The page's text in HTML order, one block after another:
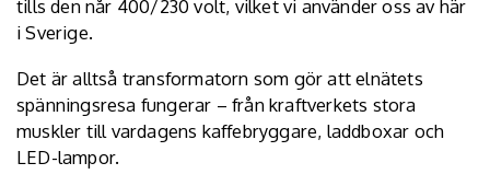
tills den når 400/230 volt, vilket vi använder oss av här
i Sverige.
Det är alltså transformatorn som gör att elnätets
spänningsresa fungerar – från kraftverkets stora
muskler till vardagens kaffebryggare, laddboxar och
LED-lampor.